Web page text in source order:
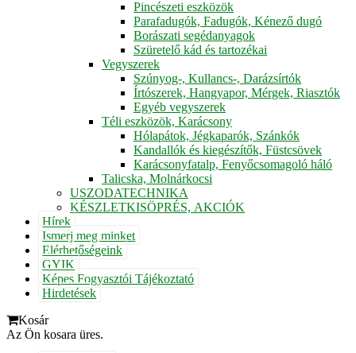
Pincészeti eszközök
Parafadugók, Fadugók, Kénező dugó
Borászati segédanyagok
Szüretelő kád és tartozékai
Vegyszerek
Szúnyog-, Kullancs-, Darázsírtók
Írtószerek, Hangyapor, Mérgek, Riasztók
Egyéb vegyszerek
Téli eszközök, Karácsony
Hólapátok, Jégkaparók, Szánkók
Kandallók és kiegészítők, Füstcsövek
Karácsonyfatalp, Fenyőcsomagoló háló
Talicska, Molnárkocsi
USZODATECHNIKA
KÉSZLETKISÖPRÉS, AKCIÓK
Hírek
Ismerj meg minket
Elérhetőségeink
GYIK
Képes Fogyasztói Tájékoztató
Hirdetések
Kosár
Az Ön kosara üres.